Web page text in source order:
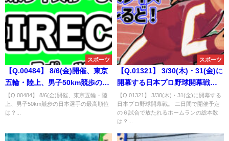
スポーツ
【Q.00484】 8/6(金)開催、東京
五輪・陸上、男子50km競歩の日
本選手の最高順位は？
【Q.00484】 8/6(金)開催、東京五輪・陸
上、男子50km競歩の日本選手の最高順位
は？...
スポーツ
【Q.01321】 3/30(木)・31(金)に
開幕する日本プロ野球開幕戦。
二日間で開催予定の６試合で放
たれるホームランの総本数は？
【Q.01321】 3/30(木)・31(金)に開幕する
日本プロ野球開幕戦。 二日間で開催予定
の６試合で放たれるホームランの総本数
は？...